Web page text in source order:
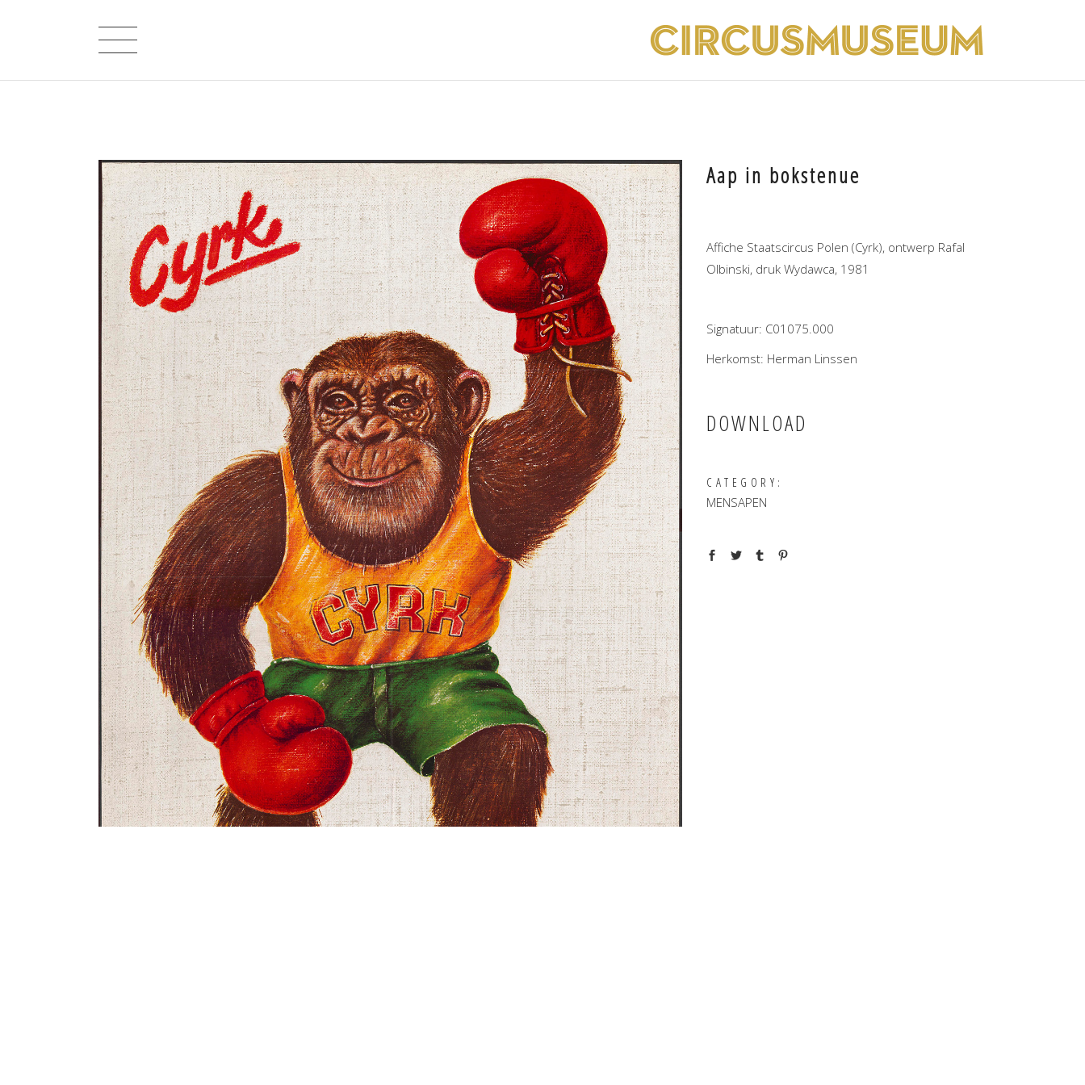
Aap in bokstenue
Affiche Staatscircus Polen (Cyrk), ontwerp Rafal
Olbinski, druk Wydawca, 1981
Signatuur: C01075.000
Herkomst: Herman Linssen
DOWNLOAD
CATEGORY:
MENSAPEN